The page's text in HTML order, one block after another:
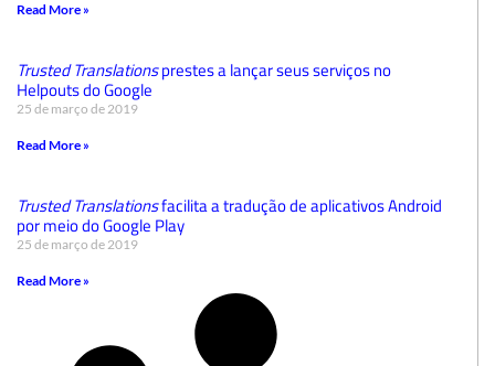
Read More »
Trusted Translationsprestes a lançar seus serviços no
Helpouts do Google
25 de março de 2019
Read More »
Trusted Translationsfacilita a tradução de aplicativos Android
por meio do Google Play
25 de março de 2019
Read More »